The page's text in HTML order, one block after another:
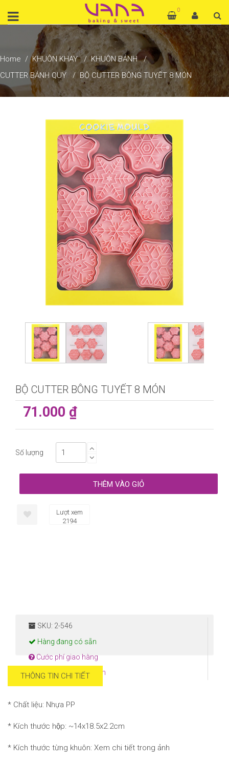
0
Home KHUÔN KHAY
KHUÔN BÁNH
CUTTER BÁNH QUY
BỘ CUTTER BÔNG TUYẾT 8 MÓN
BỘ CUTTER BÔNG TUYẾT 8 MÓN
71.000 ₫
Số lượng
Lượt xem
2194
SKU: 2-546
Hàng đang có sẵn
Cước phí giao hàng
Hướng dẫn thanh toán
THÔNG TIN CHI TIẾT
* Chất liệu: Nhựa PP
* Kích thước hộp: ~14x18.5x2.2cm
* Kích thước từng khuôn: Xem chi tiết trong ảnh